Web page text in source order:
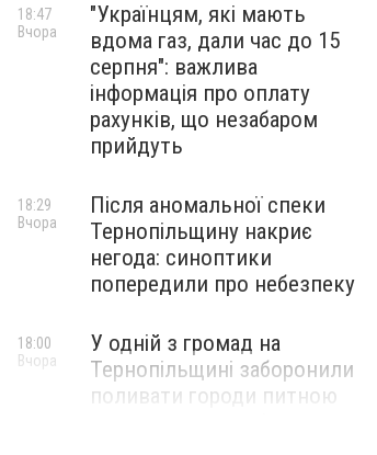
"Українцям, які мають
вдома газ, дали час до 15
серпня": важлива
інформація про оплату
рахунків, що незабаром
прийдуть
18:47
Вчора
Після аномальної спеки
Тернопільщину накриє
негода: синоптики
попередили про небезпеку
18:29
Вчора
У одній з громад на
Тернопільщині заборонили
поливати городи питною
18:00
Вчора